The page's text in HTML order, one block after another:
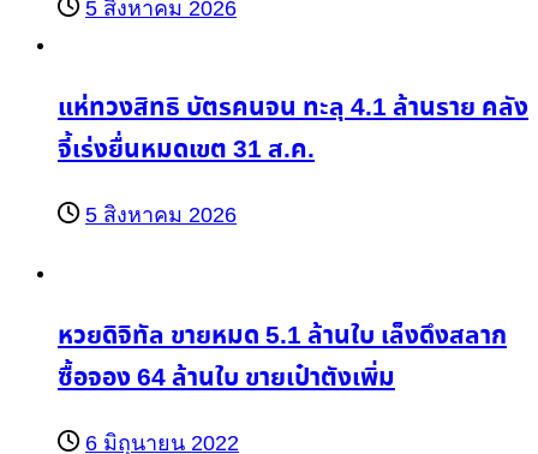
5 สิงหาคม 2026
แห่ทวงสิทธิ บัตรคนจน ทะลุ 4.1 ล้านราย คลัง
จี้เร่งยื่นหมดเขต 31 ส.ค.
5 สิงหาคม 2026
หวยดิจิทัล ขายหมด 5.1 ล้านใบ เล็งดึงสลาก
ซื้อจอง 64 ล้านใบ ขายเป๋าตังเพิ่ม
6 มิถุนายน 2022